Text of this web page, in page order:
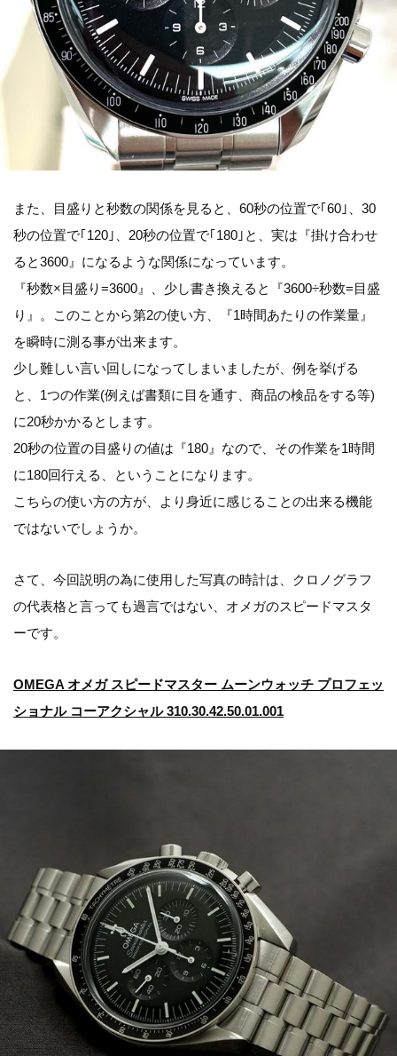
また、目盛りと秒数の関係を見ると、60秒の位置で｢60｣、30
秒の位置で｢120｣、20秒の位置で｢180｣と、実は『掛け合わせ
ると3600』になるような関係になっています。
『秒数×目盛り=3600』、少し書き換えると『3600÷秒数=目盛
り』。このことから第2の使い方、『1時間あたりの作業量』
を瞬時に測る事が出来ます。
少し難しい言い回しになってしまいましたが、例を挙げる
と、1つの作業(例えば書類に目を通す、商品の検品をする等)
に20秒かかるとします。
20秒の位置の目盛りの値は『180』なので、その作業を1時間
に180回行える、ということになります。
こちらの使い方の方が、より身近に感じることの出来る機能
ではないでしょうか。
さて、今回説明の為に使用した写真の時計は、クロノグラフ
の代表格と言っても過言ではない、オメガのスピードマスタ
ーです。
OMEGA オメガ スピードマスター ムーンウォッチ プロフェッ
ショナル コーアクシャル 310.30.42.50.01.001